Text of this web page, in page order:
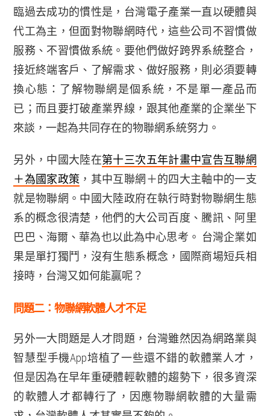
臨過去成功的慣性是，台灣電子產業一直以硬體與
代工為主，但面對物聯網時代，這些公司不習慣做
服務、不習慣做系統。要他們做好跨界系統整合，
接近終端客戶、了解需求、做好服務，則必須要轉
換心態： 了解物聯網是個系統，不是單一產品而
已；而且要打破產業界線，跟其他產業的企業坐下
來談，一起為共同存在的物聯網系統努力。
另外，中國大陸在第十三次五年計畫中宣告互聯網
＋為國家政策 ，其中互聯網＋的四大主軸中的一支
就是物聯網。中國大陸政府在執行時對物聯網生態
系的概念很清楚，他們的大公司百度、騰訊、阿里
巴巴、海爾、華為也以此為中心思考。 台灣企業如
果是單打獨鬥，沒有生態系概念，國際商場短兵相
接時，台灣又如何能贏呢？
問題二：物聯網軟體人才不足
另外一大問題是人才問題，台灣雖然因為網路業與
智慧型手機App培植了一些還不錯的軟體業人才，
但是因為在早年重硬體輕軟體的趨勢下，很多資深
的軟體人才都轉行了，因應物聯網軟體的大量需